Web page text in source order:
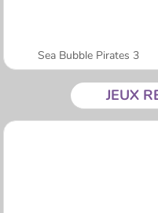
Sea Bubble Pirates 3
JEUX